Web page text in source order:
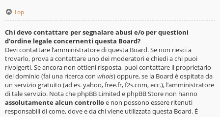
Top
Chi devo contattare per segnalare abusi e/o per questioni
d’ordine legale concernenti questa Board?
Devi contattare l’amministratore di questa Board. Se non riesci a
trovarlo, prova a contattare uno dei moderatori e chiedi a chi puoi
rivolgerti. Se ancora non ottieni risposta, puoi contattare il proprietario
del dominio (fai una ricerca con whois) oppure, se la Board è ospitata da
un servizio gratuito (ad es. yahoo, free.fr, f2s.com, ecc.), l’amministratore
di tale servizio. Nota che phpBB Limited e phpBB Store non hanno
assolutamente alcun controlloe non possono essere ritenuti
responsabili di come, dove e da chi viene utilizzata questa Board. È